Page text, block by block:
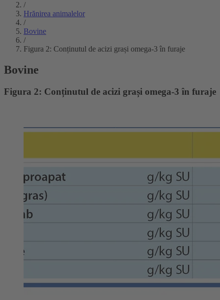
/
Hrănirea animalelor
/
Bovine
/
Figura 2: Conținutul de acizi grași omega-3 în furaje
Bovine
Figura 2: Conținutul de acizi grași omega-3 în furaje